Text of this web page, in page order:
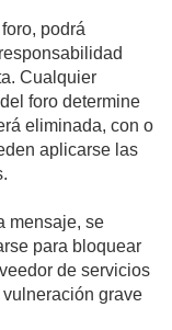
podrá
Cualquier
foro determine
eliminada, con o
aplicarse las
mensaje, se
para bloquear
de servicios
grave